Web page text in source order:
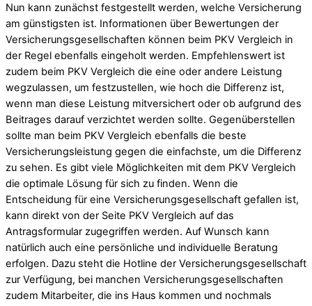
Nun kann zunächst festgestellt werden, welche Versicherung
am günstigsten ist. Informationen über Bewertungen der
Versicherungsgesellschaften können beim PKV Vergleich in
der Regel ebenfalls eingeholt werden. Empfehlenswert ist
zudem beim PKV Vergleich die eine oder andere Leistung
wegzulassen, um festzustellen, wie hoch die Differenz ist,
wenn man diese Leistung mitversichert oder ob aufgrund des
Beitrages darauf verzichtet werden sollte. Gegenüberstellen
sollte man beim PKV Vergleich ebenfalls die beste
Versicherungsleistung gegen die einfachste, um die Differenz
zu sehen. Es gibt viele Möglichkeiten mit dem PKV Vergleich
die optimale Lösung für sich zu finden. Wenn die
Entscheidung für eine Versicherungsgesellschaft gefallen ist,
kann direkt von der Seite PKV Vergleich auf das
Antragsformular zugegriffen werden. Auf Wunsch kann
natürlich auch eine persönliche und individuelle Beratung
erfolgen. Dazu steht die Hotline der Versicherungsgesellschaft
zur Verfügung, bei manchen Versicherungsgesellschaften
zudem Mitarbeiter, die ins Haus kommen und nochmals